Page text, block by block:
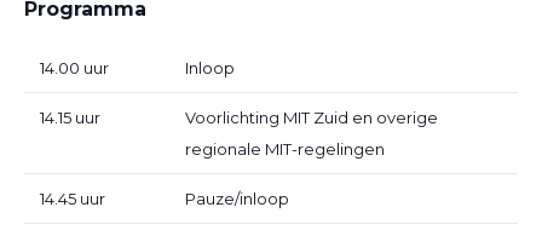
Programma
14.00 uur Inloop
14.15 uur
Voorlichting MIT Zuid en overige
regionale MIT-regelingen
14.45 uur Pauze/inloop